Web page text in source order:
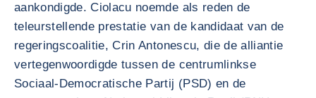
aankondigde. Ciolacu noemde als reden de
teleurstellende prestatie van de kandidaat van de
regeringscoalitie, Crin Antonescu, die de alliantie
vertegenwoordigde tussen de centrumlinkse
Sociaal-Democratische Partij (PSD) en de